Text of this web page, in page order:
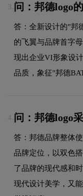
3. 问：邦德logo
答：全新设计的"邦
的飞翼与品牌首字
现出企业VI形象设
品质，象征"邦德
4. 问：邦德logo
答：邦德品牌整体
品牌定位，以双色
了品牌的现代感和
现代设计美学，又